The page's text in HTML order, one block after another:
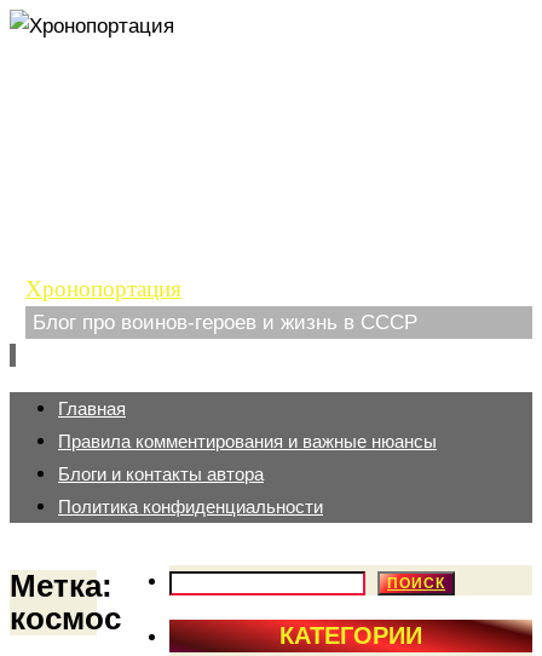
Хронопортация
Блог про воинов-героев и жизнь в СССР
Перейти
содержимому
Главная
Правила комментирования и важные нюансы
Блоги и контакты автора
Политика конфиденциальности
Метка:
космос
ПОИСК
КАТЕГОРИИ